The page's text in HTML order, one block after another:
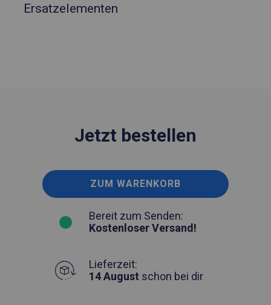
Ersatzelementen
Jetzt bestellen
ZUM WARENKORB
Bereit zum Senden:
Kostenloser Versand!
Lieferzeit:
14 August schon bei dir